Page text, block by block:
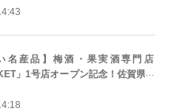
名産品】梅酒・果実酒専門店
」1号店オープン記念！佐賀県の
定で登場！